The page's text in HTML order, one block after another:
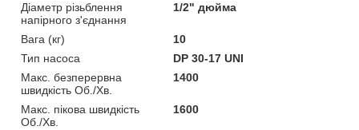
Діаметр різьблення
напірного з'єднання
1/2" дюйма
Вага (кг)
10
Тип насоса
DP 30-17 UNI
Макс. безперервна
швидкість Об./Хв.
1400
Макс. пікова швидкість
Об./Хв.
1600